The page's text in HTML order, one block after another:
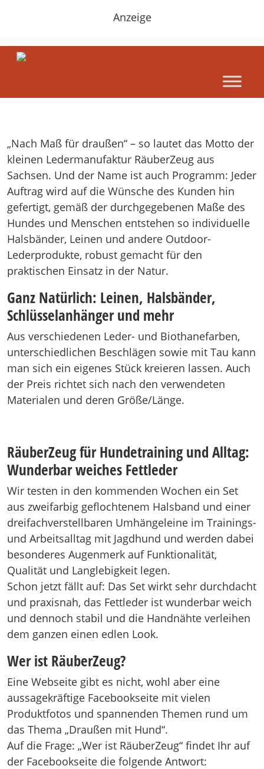
Anzeige
„Nach Maß für draußen“ – so lautet das Motto der
kleinen Ledermanufaktur RäuberZeug aus
Sachsen. Und der Name ist auch Programm: Jeder
Auftrag wird auf die Wünsche des Kunden hin
gefertigt, gemäß der durchgegebenen Maße des
Hundes und Menschen entstehen so individuelle
Halsbänder, Leinen und andere Outdoor-
Lederprodukte, robust gemacht für den
praktischen Einsatz in der Natur.
Ganz Natürlich: Leinen, Halsbänder,
Schlüsselanhänger und mehr
Aus verschiedenen Leder- und Biothanefarben,
unterschiedlichen Beschlägen sowie mit Tau kann
man sich ein eigenes Stück kreieren lassen. Auch
der Preis richtet sich nach den verwendeten
Materialen und deren Größe/Länge.
RäuberZeug für Hundetraining und Alltag:
Wunderbar weiches Fettleder
Wir testen in den kommenden Wochen ein Set
aus zweifarbig geflochtenem Halsband und einer
dreifachverstellbaren Umhängeleine im Trainings-
und Arbeitsalltag mit Jagdhund und werden dabei
besonderes Augenmerk auf Funktionalität,
Qualität und Langlebigkeit legen.
Schon jetzt fällt auf: Das Set wirkt sehr durchdacht
und praxisnah, das Fettleder ist wunderbar weich
und dennoch stabil und die Handnähte verleihen
dem ganzen einen edlen Look.
Wer ist RäuberZeug?
Eine Webseite gibt es nicht, wohl aber eine
aussagekräftige Facebookseite mit vielen
Produktfotos und spannenden Themen rund um
das Thema „Draußen mit Hund“.
Auf die Frage: „Wer ist RäuberZeug“ findet Ihr auf
der Facebookseite die folgende Antwort: